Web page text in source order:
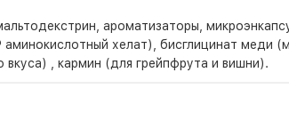
ароматизаторы,
хелат), бисглицинат меди
, кармин (для грейпфрута и вишни).